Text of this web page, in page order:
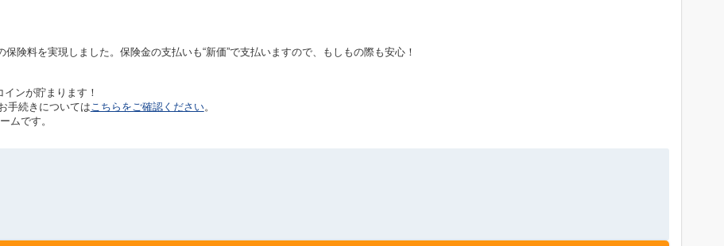
険料を実現しました。保険金の支払いも“新価”で支払いますので、もしもの際も安心！
ンが貯まります！
手続きについてはこちらをご確認ください。
ムです。